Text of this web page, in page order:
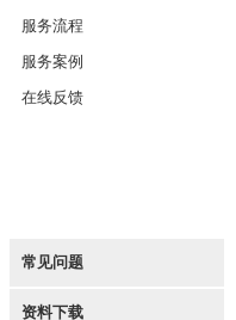
服务流程
服务案例
在线反馈
常见问题
资料下载